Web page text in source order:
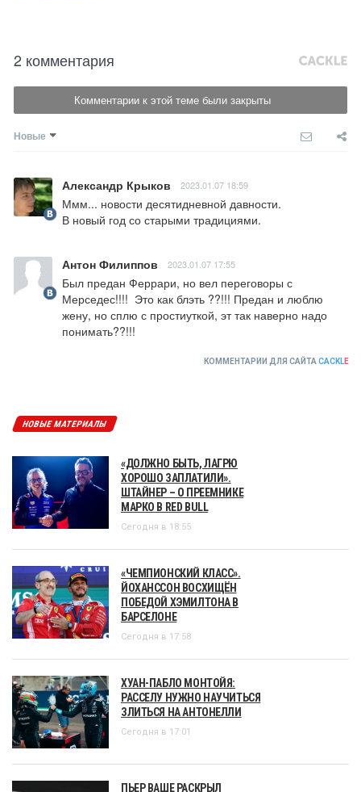
2 комментария
Комментарии к этой теме были закрыты
Новые
Александр Крыков 2023.01.07 18:59
Ммм... новости десятидневной давности.
В новый год со старыми традициями.
Антон Филиппов 2023.01.07 17:55
Был предан Феррари, но вел переговоры с
Мерседес!!!!  Это как блэть ??!!! Предан и люблю
жену, но сплю с простиуткой, эт так наверно надо
понимать??!!!
КОММЕНТАРИИ ДЛЯ САЙТА CACKLE
НОВЫЕ МАТЕРИАЛЫ
«ДОЛЖНО БЫТЬ, ЛАГРЮ
ХОРОШО ЗАПЛАТИЛИ».
ШТАЙНЕР – О ПРЕЕМНИКЕ
МАРКО В RED BULL
Сегодня в 18:55
«ЧЕМПИОНСКИЙ КЛАСС».
ЙОХАНССОН ВОСХИЩЁН
ПОБЕДОЙ ХЭМИЛТОНА В
БАРСЕЛОНЕ
Сегодня в 17:58
ХУАН-ПАБЛО МОНТОЙЯ:
РАССЕЛУ НУЖНО НАУЧИТЬСЯ
ЗЛИТЬСЯ НА АНТОНЕЛЛИ
Сегодня в 17:01
ПЬЕР ВАШЕ РАСКРЫЛ